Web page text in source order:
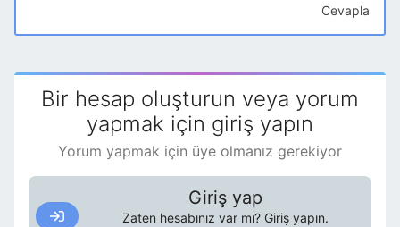
Cevapla
Bir hesap oluşturun veya yorum
yapmak için giriş yapın
Yorum yapmak için üye olmanız gerekiyor
Giriş yap
Zaten hesabınız var mı? Giriş yapın.